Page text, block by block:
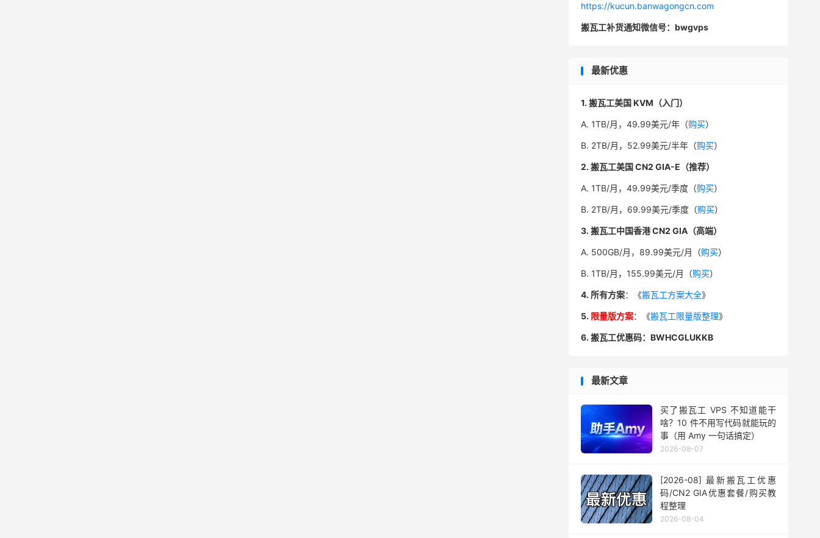
https://kucun.banwagongcn.com
搬瓦工补货通知微信号：bwgvps
最新优惠
1. 搬瓦工美国 KVM（入门）
A. 1TB/月，49.99美元/年（购买）
B. 2TB/月，52.99美元/半年（购买）
2. 搬瓦工美国 CN2 GIA-E（推荐）
A. 1TB/月，49.99美元/季度（购买）
B. 2TB/月，69.99美元/季度（购买）
3. 搬瓦工中国香港 CN2 GIA（高端）
A. 500GB/月，89.99美元/月（购买）
B. 1TB/月，155.99美元/月（购买）
4. 所有方案：《搬瓦工方案大全》
5. 限量版方案：《搬瓦工限量版整理》
6. 搬瓦工优惠码：BWHCGLUKKB
最新文章
买了搬瓦工 VPS 不知道能干
啥？10 件不用写代码就能玩的
事（用 Amy 一句话搞定）
2026-08-07
[2026-08] 最新搬瓦工优惠
码/CN2 GIA优惠套餐/购买教
程整理
2026-08-04